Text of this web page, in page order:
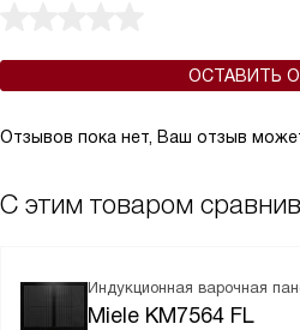
ОСТАВИТЬ
Отзывов пока нет, Ваш отзыв
С этим товаром
Индукционная варочная
Miele KM7564 FL